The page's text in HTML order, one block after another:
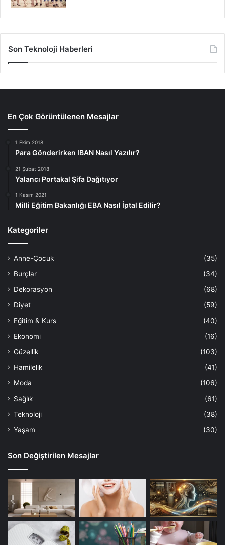
Son Teknoloji Haberleri
En Çok Görüntülenen Mesajlar
1 Ekim 2018
Para Gönderirken IBAN Nasıl Yazılır?
21 Şubat 2018
Yalancı Portakal Şifa Dağıtıyor
1 Kasım 2021
Milli Eğitim Bakanlığı EBA Nasıl İptal Edilir?
Kategoriler
Anne-Çocuk
(35)
Burçlar
(34)
Dekorasyon
(68)
Diyet
(59)
Eğitim & Kurs
(40)
Ekonomi
(16)
Güzellik
(103)
Hamilelik
(41)
Moda
(106)
Sağlık
(61)
Teknoloji
(38)
Yaşam
(30)
Son Değiştirilen Mesajlar